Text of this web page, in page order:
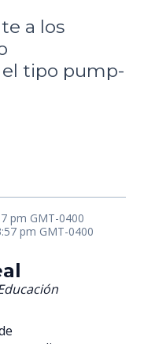
a los
tipo pump-
pm GMT-0400
pm GMT-0400